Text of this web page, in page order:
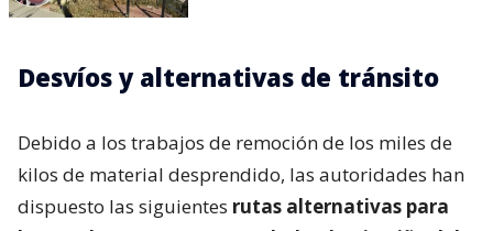
Desvíos y alternativas de tránsito
Debido a los trabajos de remoción de los miles de
kilos de material desprendido, las autoridades han
dispuesto las siguientes rutas alternativas para